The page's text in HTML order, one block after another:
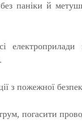
паніки й
електроприлади
з пожежної
погасити